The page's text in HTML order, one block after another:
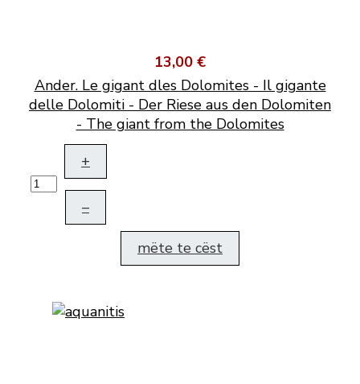
13,00 €
Ander. Le gigant dles Dolomites - Il gigante
delle Dolomiti - Der Riese aus den Dolomiten
- The giant from the Dolomites
+
–
mëte te cëst